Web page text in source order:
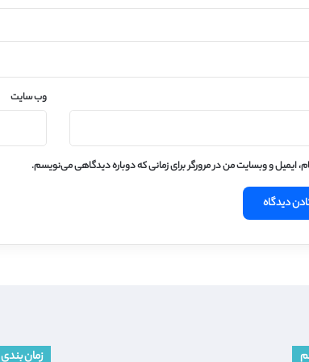
وب‌ سایت
ایمیل و وبسایت من در مرورگر برای زمانی که دوباره دیدگاهی می‌نویسم.
زمان بندی